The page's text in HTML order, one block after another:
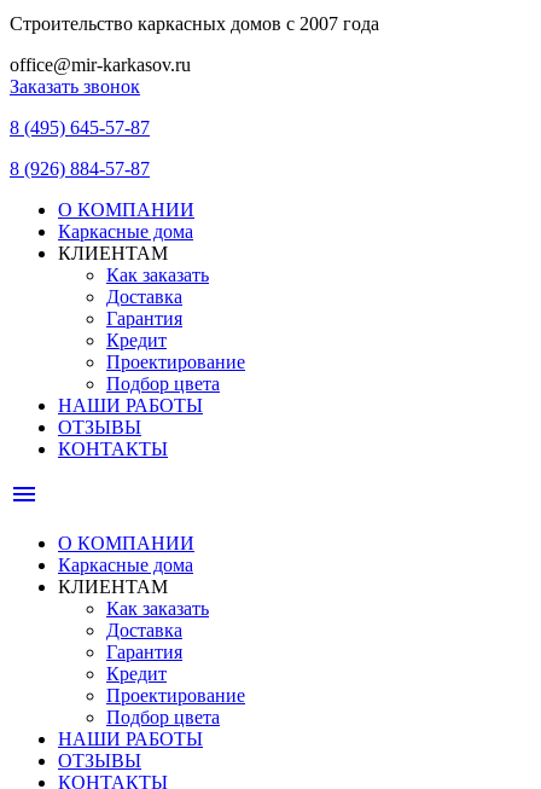
Строительство каркасных домов с 2007 года
office@mir-karkasov.ru
Заказать звонок
8 (495) 645-57-87
8 (926) 884-57-87
О КОМПАНИИ
Каркасные дома
КЛИЕНТАМ
Как заказать
Доставка
Гарантия
Кредит
Проектирование
Подбор цвета
НАШИ РАБОТЫ
ОТЗЫВЫ
КОНТАКТЫ
menu
О КОМПАНИИ
Каркасные дома
КЛИЕНТАМ
Как заказать
Доставка
Гарантия
Кредит
Проектирование
Подбор цвета
НАШИ РАБОТЫ
ОТЗЫВЫ
КОНТАКТЫ